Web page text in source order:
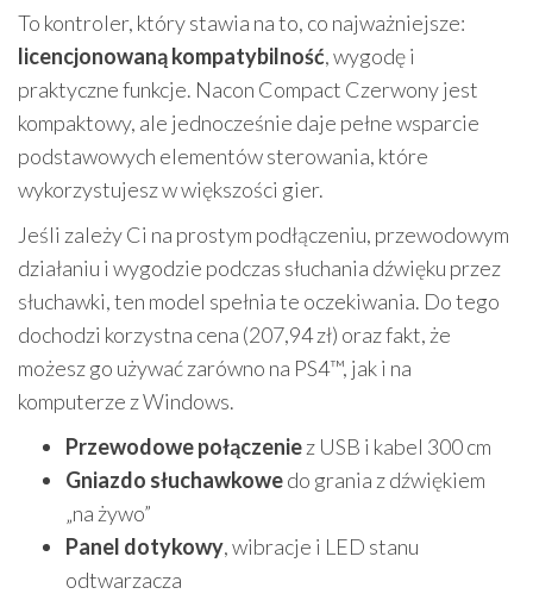
To kontroler, który stawia na to, co najważniejsze:
licencjonowaną kompatybilność, wygodę i
praktyczne funkcje. Nacon Compact Czerwony jest
kompaktowy, ale jednocześnie daje pełne wsparcie
podstawowych elementów sterowania, które
wykorzystujesz w większości gier.
Jeśli zależy Ci na prostym podłączeniu, przewodowym
działaniu i wygodzie podczas słuchania dźwięku przez
słuchawki, ten model spełnia te oczekiwania. Do tego
dochodzi korzystna cena (207,94 zł) oraz fakt, że
możesz go używać zarówno na PS4™, jak i na
komputerze z Windows.
Przewodowe połączeniez USB i kabel 300 cm
Gniazdo słuchawkowedo grania z dźwiękiem
„na żywo”
Panel dotykowy, wibracje i LED stanu
odtwarzacza